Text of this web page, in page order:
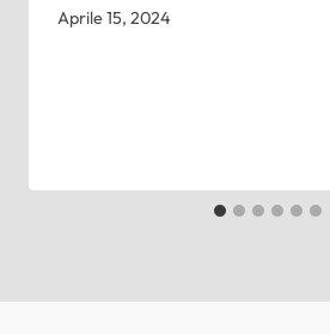
Aprile 15, 2024